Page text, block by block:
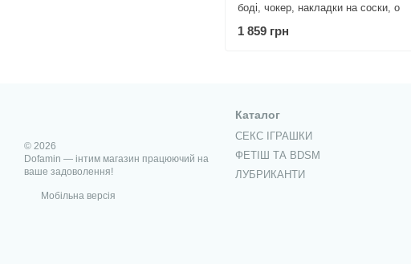
боді, чокер, накладки на соски, о
1 859 грн
© 2026
Dofamin — інтим магазин працюючий на
ваше задоволення!
Мобільна версія
Каталог
СЕКС ІГРАШКИ
ФЕТІШ ТА BDSM
ЛУБРИКАНТИ